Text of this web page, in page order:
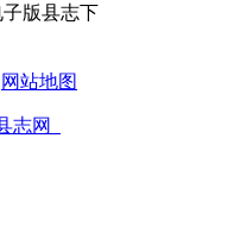
版县志下
网站地图
志网